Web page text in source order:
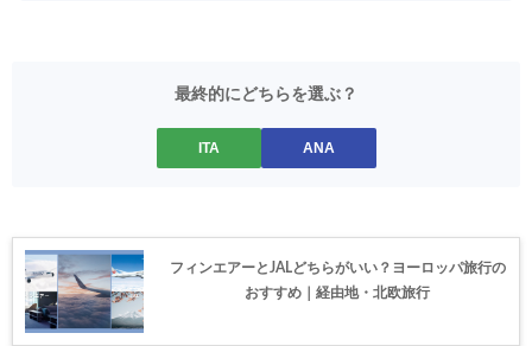
最終的にどちらを選ぶ？
ITA ANA
フィンエアーとJALどちらがいい？ヨーロッパ旅行の
おすすめ｜経由地・北欧旅行